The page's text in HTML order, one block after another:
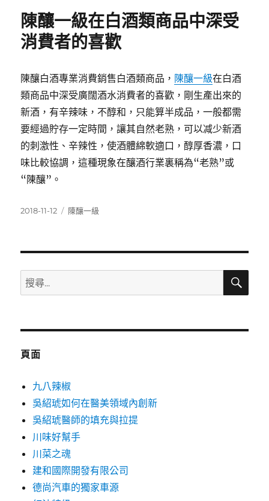
陳釀一級在白酒類商品中深受
消費者的喜歡
陳釀白酒專業消費銷售白酒類商品， 陳釀一級在白酒
類商品中深受廣闊酒水消費者的喜歡，剛生產出來的
新酒，有辛辣味，不醇和，只能算半成品，一般都需
要經過貯存一定時間，讓其自然老熟，可以减少新酒
的刺激性、辛辣性，使酒體綿軟適口，醇厚香濃，口
味比較協調，這種現象在釀酒行業裏稱為“老熟”或
“陳釀”。
發
2018-11-12
分
陳釀一級
搜
尋
鍵
搜
頁面
九八辣椒
吳紹琥如何在醫美領域內創新
吳紹琥醫師的填充與拉提
川味好幫手
川菜之魂
建和國際開發有限公司
德尚汽車的獨家車源